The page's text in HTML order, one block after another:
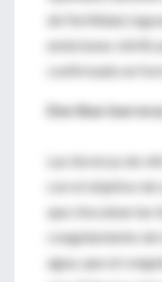
de Fertilidad,
embriones
confirmado en
Derribar
Las técnicas de
con el objetivo
que chocaban las
congelamiento
agua, que al